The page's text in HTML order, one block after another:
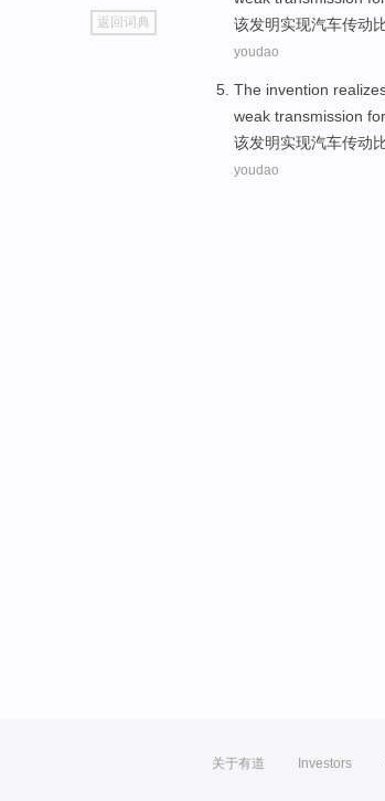
go
top
返回词典
该发明实现汽车传动
youdao
The invention
weak transmission
该发明实现汽车传动
youdao
关于有道 Investors